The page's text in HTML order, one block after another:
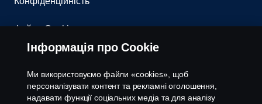
Файли Cookies
Контакти
Система повідомлення про порушення
Інформація про Cookie
Ми використовуємо файли «cookies», щоб
персоналізувати контент та рекламні оголошення,
надавати функції соціальних медіа та для аналізу